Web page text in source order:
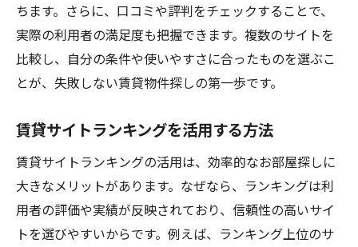
ちます。さらに、口コミや評判をチェックすることで、
実際の利用者の満足度も把握できます。複数のサイトを
比較し、自分の条件や使いやすさに合ったものを選ぶこ
とが、失敗しない賃貸物件探しの第一歩です。
賃貸サイトランキングを活用する方法
賃貸サイトランキングの活用は、効率的なお部屋探しに
大きなメリットがあります。なぜなら、ランキングは利
用者の評価や実績が反映されており、信頼性の高いサイ
トを選びやすいからです。例えば、ランキング上位のサ